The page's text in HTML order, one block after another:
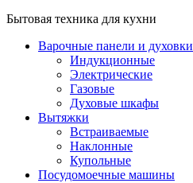
Бытовая техника для кухни
Варочные панели и духовки
Индукционные
Электрические
Газовые
Духовые шкафы
Вытяжки
Встраиваемые
Наклонные
Купольные
Посудомоечные машины